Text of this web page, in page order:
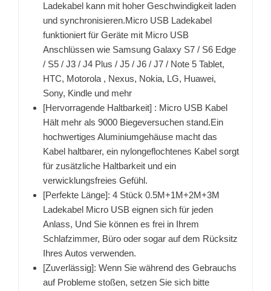
Ladekabel kann mit hoher Geschwindigkeit laden
und synchronisieren.Micro USB Ladekabel
funktioniert für Geräte mit Micro USB
Anschlüssen wie Samsung Galaxy S7 / S6 Edge
/ S5 / J3 / J4 Plus / J5 / J6 / J7 / Note 5 Tablet,
HTC, Motorola , Nexus, Nokia, LG, Huawei,
Sony, Kindle und mehr
[Hervorragende Haltbarkeit] : Micro USB Kabel
Hält mehr als 9000 Biegeversuchen stand.Ein
hochwertiges Aluminiumgehäuse macht das
Kabel haltbarer, ein nylongeflochtenes Kabel sorgt
für zusätzliche Haltbarkeit und ein
verwicklungsfreies Gefühl.
[Perfekte Länge]: 4 Stück 0.5M+1M+2M+3M
Ladekabel Micro USB eignen sich für jeden
Anlass, Und Sie können es frei in Ihrem
Schlafzimmer, Büro oder sogar auf dem Rücksitz
Ihres Autos verwenden.
[Zuverlässig]: Wenn Sie während des Gebrauchs
auf Probleme stoßen, setzen Sie sich bitte